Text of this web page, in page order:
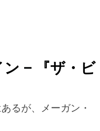
– 『ザ・ビ
るが、メーガン・